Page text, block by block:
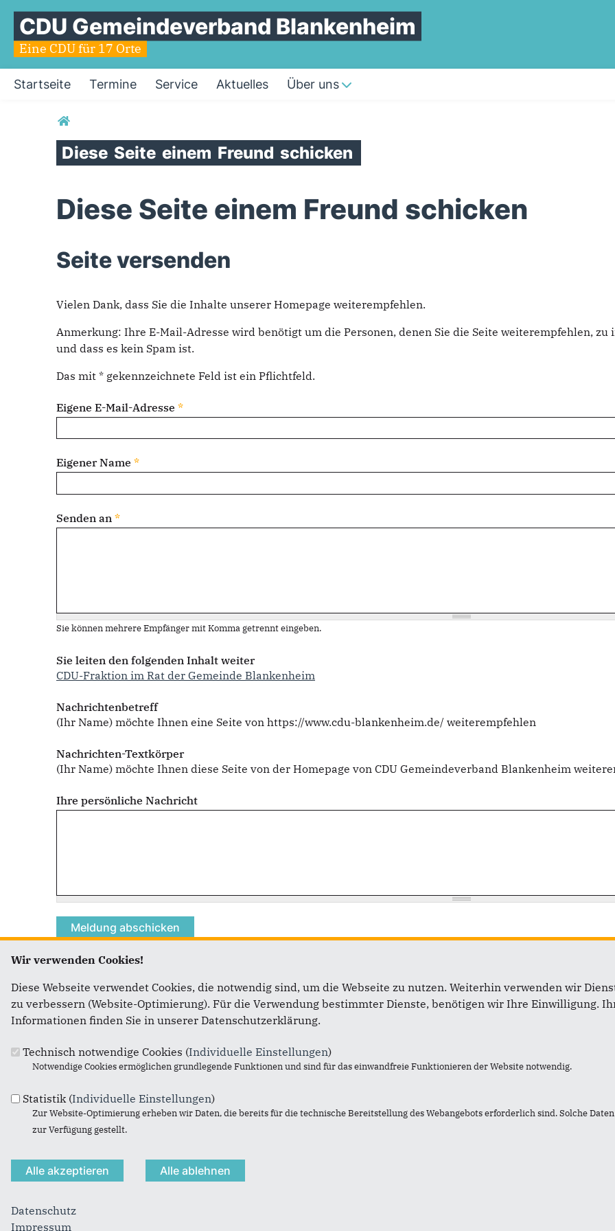
CDU Gemeindeverband Blankenheim
Eine CDU für 17 Orte
Startseite Termine Service Aktuelles Über uns
Sie sind hier
Diese Seite einem Freund schicken
Diese Seite einem Freund schicken
Seite versenden
Vielen Dank, dass Sie die Inhalte unserer Homepage weiterempfehlen.
Anmerkung: Ihre E-Mail-Adresse wird benötigt um die Personen, denen Sie die Seite weiterempfehlen,
und dass es kein Spam ist.
Das mit * gekennzeichnete Feld ist ein Pflichtfeld.
Eigene E-Mail-Adresse *
Eigener Name *
Senden an *
Sie können mehrere Empfänger mit Komma getrennt eingeben.
Sie leiten den folgenden Inhalt weiter
CDU-Fraktion im Rat der Gemeinde Blankenheim
Nachrichtenbetreff
(Ihr Name) möchte Ihnen eine Seite von https://www.cdu-blankenheim.de/ weiterempfehlen
Nachrichten-Textkörper
(Ihr Name) möchte Ihnen diese Seite von der Homepage von CDU Gemeindeverband Blankenheim
Ihre persönliche Nachricht
Fußbereich
Anschrift
CDU Gemeindeverband Blankenheim
An der Vogelrute 9
53879 Euskirchen
Telefon:02251 65701
E-Mail:info@cdu-blankenheim.de
Landesgruppe Bundestag
Wir verwenden Cookies!
Diese Webseite verwendet Cookies, die notwendig sind, um die Webseite zu nutzen. Weiterhin verwenden wir
zu verbessern (Website-Optimierung). Für die Verwendung bestimmter Dienste, benötigen wir Ihre Einwilligung.
Informationen finden Sie in unserer Datenschutzerklärung.
Technisch notwendige Cookies (Individuelle Einstellungen)
Notwendige Cookies ermöglichen grundlegende Funktionen und sind für das einwandfreie Funktionieren der Website notwendig.
Statistik (Individuelle Einstellungen)
Zur Website-Optimierung erheben wir Daten, die bereits für die technische Bereitstellung des Webangebots erforderlich sind. Solche
zur Verfügung gestellt.
Datenschutz
Impressum